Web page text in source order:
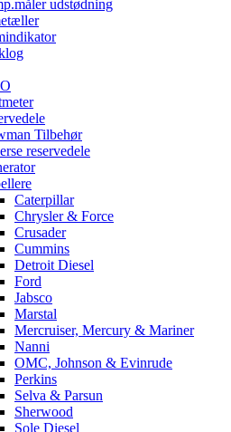
udstødning
Tilbehør
reservedele
Caterpillar
Chrysler & Force
Crusader
Cummins
Detroit Diesel
Ford
Jabsco
Marstal
Mercruiser, Mercury & Mariner
Nanni
OMC, Johnson & Evinrude
Perkins
Selva & Parsun
Sherwood
Sole Diesel